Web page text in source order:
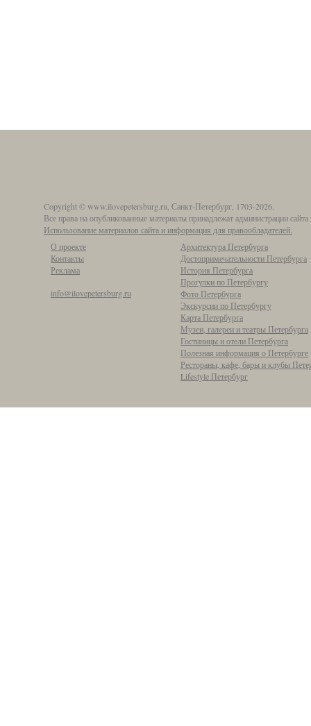
Copyright © www.ilovepetersburg.ru, Санкт-Петербург, 1703-2026.
Все права на опубликованные материалы принадлежат администрации
Использование материалов сайта и информация для правообладателей.
О проекте
Контакты
Реклама
info@ilovepetersburg.ru
Архитектура Петербурга
Достопримечательности Петербурга
История Петербурга
Прогулки по Петербургу
Фото Петербурга
Экскурсии по Петербургу
Карта Петербурга
Музеи, галереи и театры Петербурга
Гостиницы и отели Петербурга
Полезная информация о Петербурге
Рестораны, кафе, бары и клубы
Lifestyle Петербург